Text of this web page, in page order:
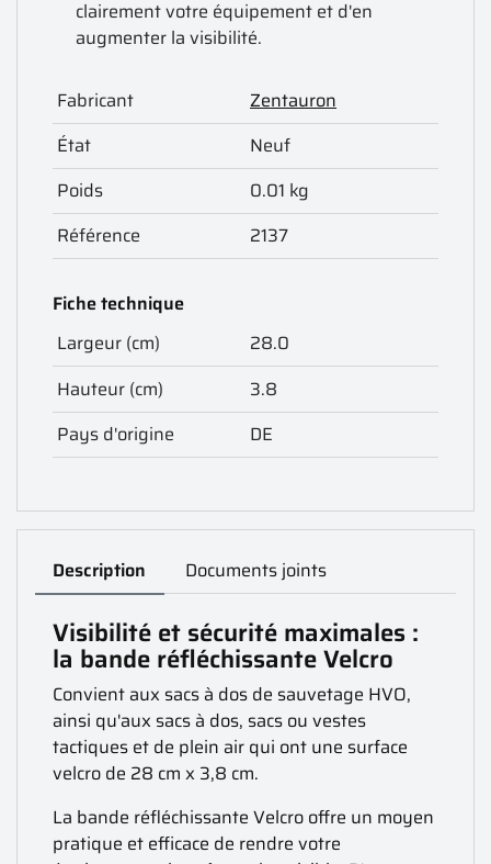
clairement votre équipement et d'en
augmenter la visibilité.
Fabricant
Zentauron
État
Neuf
Poids
0.01 kg
Référence
2137
Fiche technique
Largeur (cm)
28.0
Hauteur (cm)
3.8
Pays d'origine
DE
Description Documents joints
Visibilité et sécurité maximales :
la bande réfléchissante Velcro
Convient aux sacs à dos de sauvetage HVO,
ainsi qu'aux sacs à dos, sacs ou vestes
tactiques et de plein air qui ont une surface
velcro de 28 cm x 3,8 cm.
La bande réfléchissante Velcro offre un moyen
pratique et efficace de rendre votre